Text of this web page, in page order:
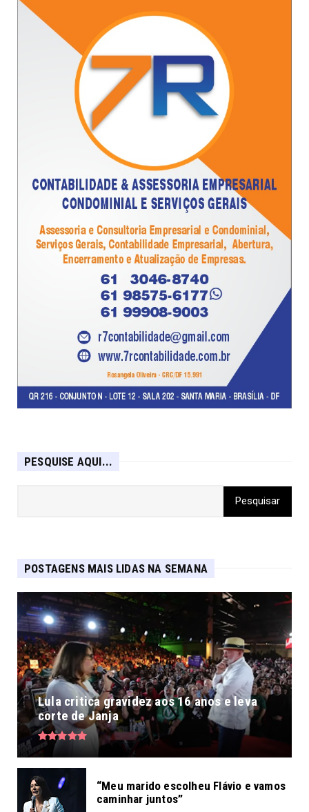
PESQUISE AQUI...
POSTAGENS MAIS LIDAS NA SEMANA
Lula critica gravidez aos 16 anos e leva
corte de Janja
“Meu marido escolheu Flávio e vamos
caminhar juntos”